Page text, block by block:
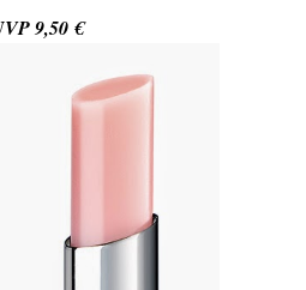
9,50 €